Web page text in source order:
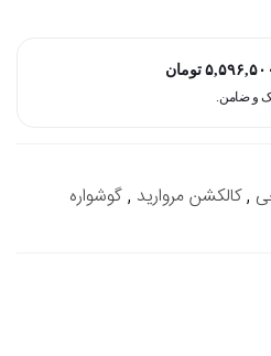
۵,۵۹۶,۵۰۰ تومان
,کالکشن مروارید ,گوشواره